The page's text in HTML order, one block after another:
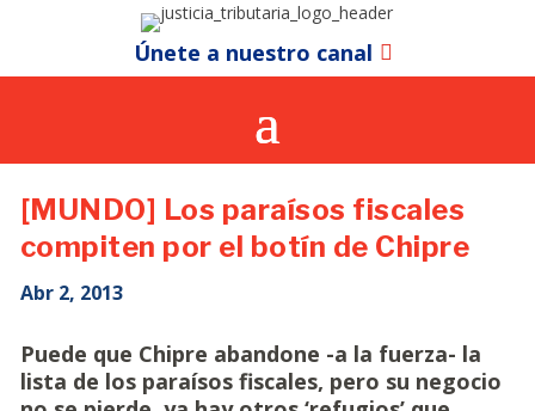
Únete a nuestro canal
[MUNDO] Los paraísos fiscales
compiten por el botín de Chipre
Abr 2, 2013
Puede que Chipre abandone -a la fuerza- la
lista de los paraísos fiscales, pero su negocio